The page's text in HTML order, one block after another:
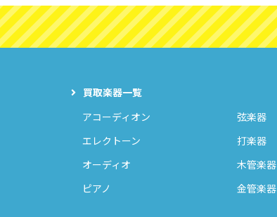
買取楽器一覧
アコーディオン
エレクトーン
オーディオ
ピアノ
弦楽器
打楽器
木管楽器
金管楽器